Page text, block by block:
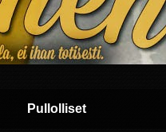
Pullolliset